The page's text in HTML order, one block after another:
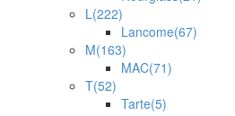
L(222)
Lancome(67)
M(163)
MAC(71)
T(52)
Tarte(5)